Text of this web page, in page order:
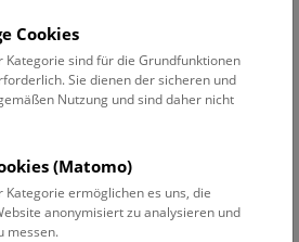
werden ionisiert.
zwischen 120 und 80 km zur
Sternschnuppen
dass sie beim Verglühen eine
welches eigentlich ionisierte Luft
durch größere Bruchstücke
verursacht werden. Allgemein
Leuchtphänomene als Meteore
Cookies
Kategorie sind für die Grundfunktionen
Sie dienen der sicheren und
Nutzung und sind daher nicht
(Matomo)
Kategorie ermöglichen es uns, die
anonymisiert zu analysieren und
messen.